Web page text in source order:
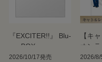
『EXCITER!!』 Blu-
ray BOX
2026/10/17発売
【キ
オン
版】
2026/8/